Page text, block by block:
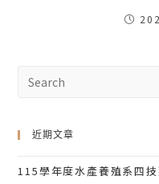
近期文章
115學年度水產養殖系四